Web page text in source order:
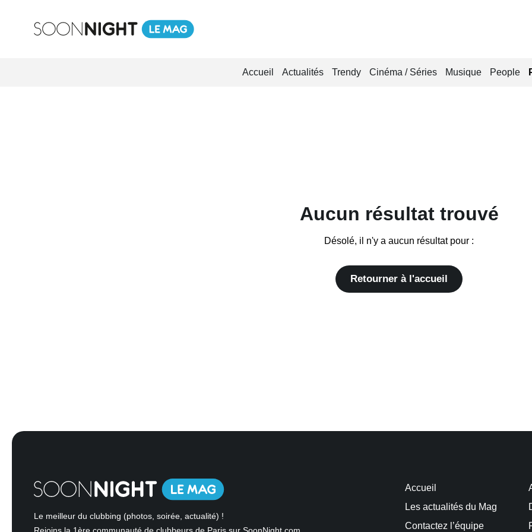
Accueil Actualités Trendy Cinéma / Séries Musique People
Aucun résultat trouvé
Désolé, il n'y a aucun résultat pour :
Retourner à l'accueil
Le meilleur du clubbing (photos, soirée, actualité) !
Accueil
Les actualités du Mag
Contactez l’équipe